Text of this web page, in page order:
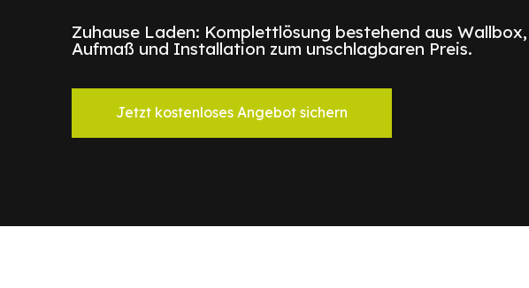
Zuhause Laden: Komplettlösung bestehend aus Wallbox,
Aufmaß und Installation zum unschlagbaren Preis.
Jetzt kostenloses Angebot sichern